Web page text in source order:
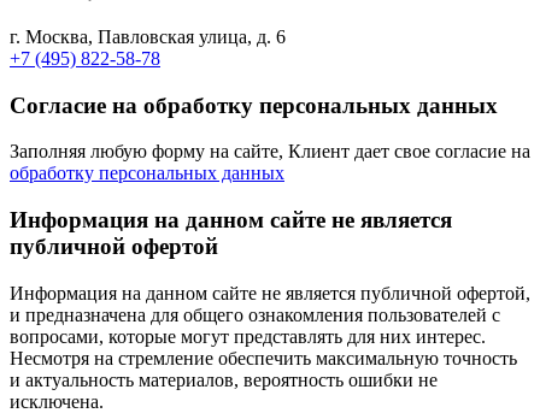
г. Москва, Павловская улица, д. 6
+7 (495) 822-58-78
Согласие на обработку персональных данных
Заполняя любую форму на сайте, Клиент дает свое согласие на
обработку персональных данных
Информация на данном сайте не является
публичной офертой
Информация на данном сайте не является публичной офертой,
и предназначена для общего ознакомления пользователей с
вопросами, которые могут представлять для них интерес.
Несмотря на стремление обеспечить максимальную точность
и актуальность материалов, вероятность ошибки не
исключена.